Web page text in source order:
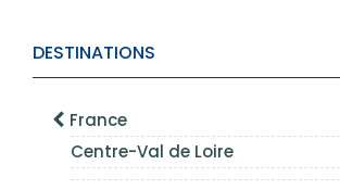
DESTINATIONS
France
Centre-Val de Loire